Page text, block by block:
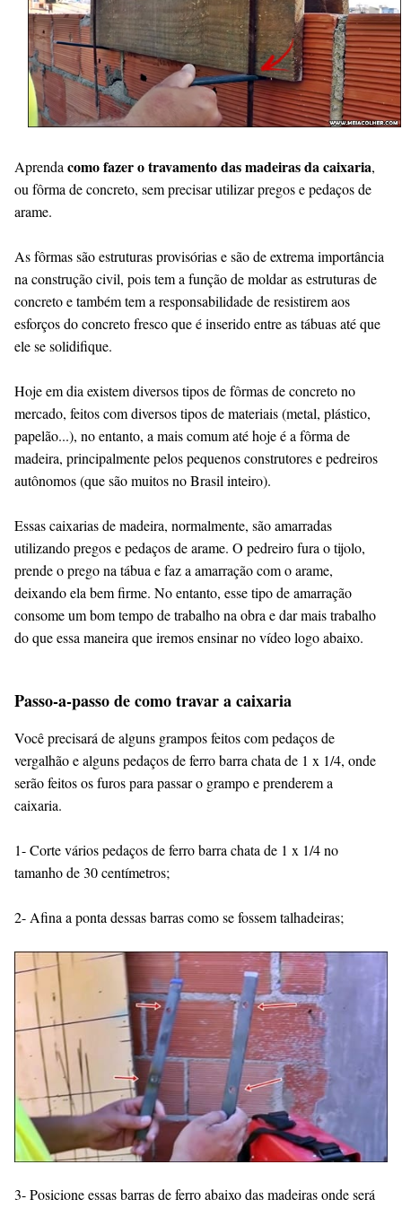
Aprenda como fazer o travamento das madeiras da caixaria,
ou fôrma de concreto, sem precisar utilizar pregos e pedaços de
arame.
As fôrmas são estruturas provisórias e são de extrema importância
na construção civil, pois tem a função de moldar as estruturas de
concreto e também tem a responsabilidade de resistirem aos
esforços do concreto fresco que é inserido entre as tábuas até que
ele se solidifique.
Hoje em dia existem diversos tipos de fôrmas de concreto no
mercado, feitos com diversos tipos de materiais (metal, plástico,
papelão...), no entanto, a mais comum até hoje é a fôrma de
madeira, principalmente pelos pequenos construtores e pedreiros
autônomos (que são muitos no Brasil inteiro).
Essas caixarias de madeira, normalmente, são amarradas
utilizando pregos e pedaços de arame. O pedreiro fura o tijolo,
prende o prego na tábua e faz a amarração com o arame,
deixando ela bem firme. No entanto, esse tipo de amarração
consome um bom tempo de trabalho na obra e dar mais trabalho
do que essa maneira que iremos ensinar no vídeo logo abaixo.
Passo-a-passo de como travar a caixaria
Você precisará de alguns grampos feitos com pedaços de
vergalhão e alguns pedaços de ferro barra chata de 1 x 1/4, onde
serão feitos os furos para passar o grampo e prenderem a
caixaria.
1- Corte vários pedaços de ferro barra chata de 1 x 1/4 no
tamanho de 30 centímetros;
2- Afina a ponta dessas barras como se fossem talhadeiras;
3- Posicione essas barras de ferro abaixo das madeiras onde será